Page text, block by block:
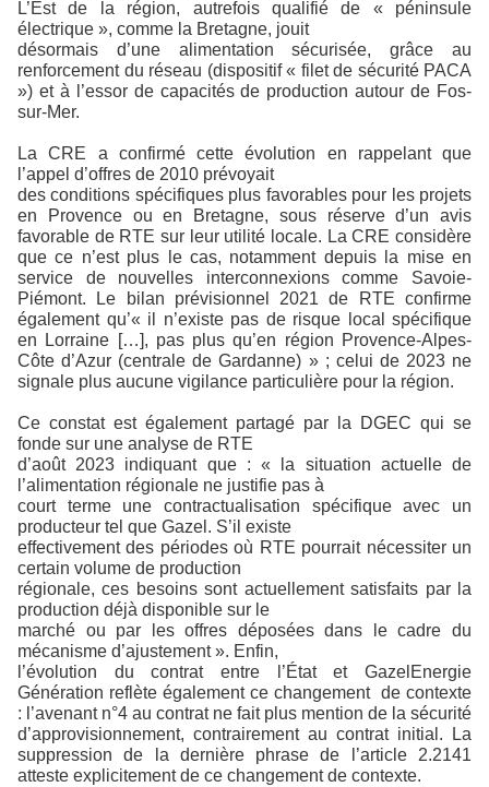
L’Est de la région, autrefois qualifié de « péninsule
électrique », comme la Bretagne, jouit
désormais d’une alimentation sécurisée, grâce au
renforcement du réseau (dispositif « filet de sécurité PACA
») et à l’essor de capacités de production autour de Fos-
sur-Mer.
La CRE a confirmé cette évolution en rappelant que
l’appel d’offres de 2010 prévoyait
des conditions spécifiques plus favorables pour les projets
en Provence ou en Bretagne, sous réserve d’un avis
favorable de RTE sur leur utilité locale. La CRE considère
que ce n’est plus le cas, notamment depuis la mise en
service de nouvelles interconnexions comme Savoie-
Piémont. Le bilan prévisionnel 2021 de RTE confirme
également qu’« il n’existe pas de risque local spécifique
en Lorraine […], pas plus qu’en région Provence-Alpes-
Côte d’Azur (centrale de Gardanne) » ; celui de 2023 ne
signale plus aucune vigilance particulière pour la région.
Ce constat est également partagé par la DGEC qui se
fonde sur une analyse de RTE
d’août 2023 indiquant que : « la situation actuelle de
l’alimentation régionale ne justifie pas à
court terme une contractualisation spécifique avec un
producteur tel que Gazel. S’il existe
effectivement des périodes où RTE pourrait nécessiter un
certain volume de production
régionale, ces besoins sont actuellement satisfaits par la
production déjà disponible sur le
marché ou par les offres déposées dans le cadre du
mécanisme d’ajustement ». Enfin,
l’évolution du contrat entre l’État et GazelEnergie
Génération reflète également ce changement de contexte
: l’avenant n°4 au contrat ne fait plus mention de la sécurité
d’approvisionnement, contrairement au contrat initial. La
suppression de la dernière phrase de l’article 2.2141
atteste explicitement de ce changement de contexte.